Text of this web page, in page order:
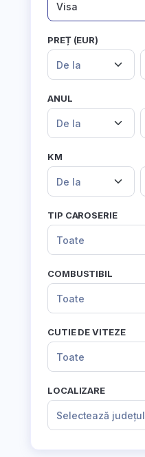
Visa
PREȚ (EUR)
De la
ANUL
De la
KM
De la
TIP CAROSERIE
Toate
COMBUSTIBIL
Toate
CUTIE DE VITEZE
Toate
LOCALIZARE
Selectează județul